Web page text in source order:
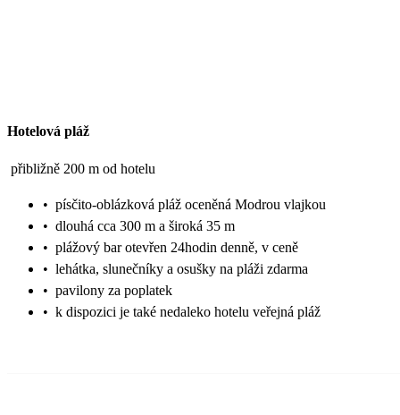
Hotelová pláž
přibližně 200 m od hotelu
• písčito-oblázková pláž oceněná Modrou vlajkou
• dlouhá cca 300 m a široká 35 m
• plážový bar otevřen 24hodin denně, v ceně
• lehátka, slunečníky a osušky na pláži zdarma
• pavilony za poplatek
• k dispozici je také nedaleko hotelu veřejná pláž